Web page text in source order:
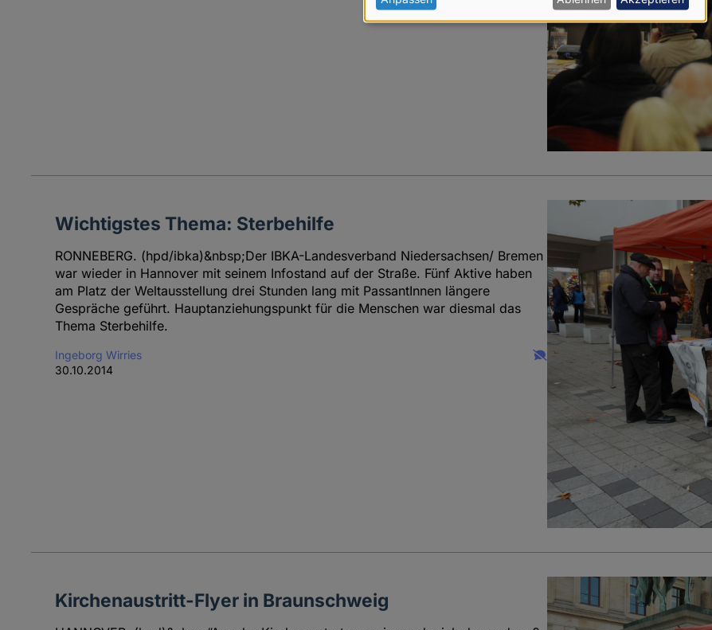
Wichtigstes Thema: Sterbehilfe
RONNEBERG. (hpd/ibka)&nbsp;Der IBKA-Landesverband Niedersachsen/ Bremen
war wieder in Hannover mit seinem Infostand auf der Straße. Fünf Aktive haben
am Platz der Weltausstellung drei Stunden lang mit PassantInnen längere
Gespräche geführt. Hauptanziehungspunkt für die Menschen war diesmal das
Thema Sterbehilfe.
Ingeborg Wirries
30.10.2014
Kirchenaustritt-Flyer in Braunschweig
Daten